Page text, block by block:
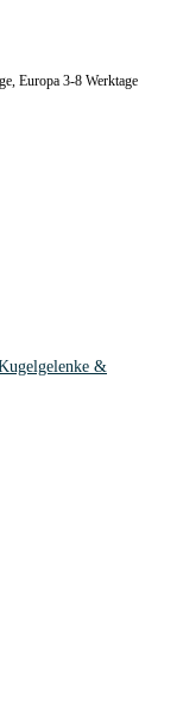
Europa 3-8 Werktage
&